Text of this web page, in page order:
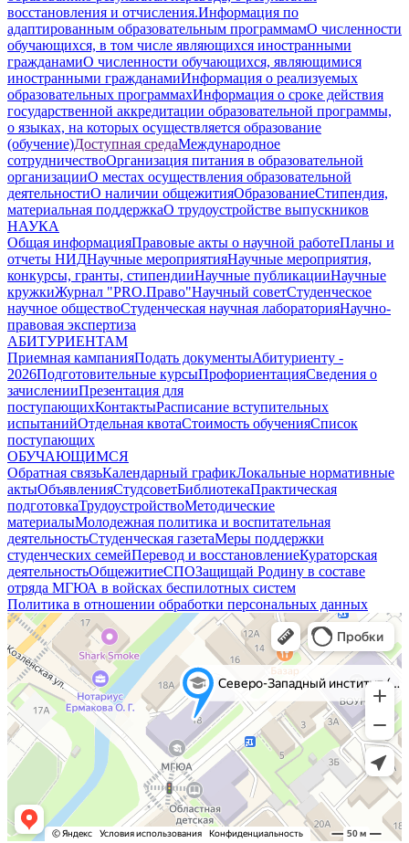
восстановления и отчисления.Информация по
адаптированным образовательным программамО численности
обучающихся, в том числе являющихся иностранными
гражданамиО численности обучающихся, являющимися
иностранными гражданамиИнформация о реализуемых
образовательных программахИнформация о сроке действия
государственной аккредитации образовательной программы,
о языках, на которых осуществляется образование
(обучение)Доступная средаМеждународное
сотрудничествоОрганизация питания в образовательной
организацииО местах осуществления образовательной
деятельностиО наличии общежитияОбразованиеСтипендия,
материальная поддержкаО трудоустройстве выпускников
НАУКА
Общая информацияПравовые акты о научной работеПланы и
отчеты НИДНаучные мероприятияНаучные мероприятия,
конкурсы, гранты, стипендииНаучные публикацииНаучные
кружкиЖурнал "PRO.Право"Научный советСтуденческое
научное обществоСтуденческая научная лабораторияНаучно-
правовая экспертиза
АБИТУРИЕНТАМ
Приемная кампанияПодать документыАбитуриенту -
2026Подготовительные курсыПрофориентацияСведения о
зачисленииПрезентация для
поступающихКонтактыРасписание вступительных
испытанийОтдельная квотаСтоимость обученияCписок
поступающих
ОБУЧАЮЩИМСЯ
Обратная связьКалендарный графикЛокальные нормативные
актыОбъявленияСтудсоветБиблиотекаПрактическая
подготовкаТрудоустройствоМетодические
материалыМолодежная политика и воспитательная
деятельностьСтуденческая газетаМеры поддержки
студенческих семейПеревод и восстановлениеКураторская
деятельностьОбщежитиеСПОЗащищай Родину в составе
отряда МГЮА в войсках беспилотных систем
Политика в отношении обработки персональных данных